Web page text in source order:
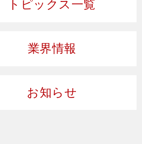
トピックス一覧
業界情報
お知らせ